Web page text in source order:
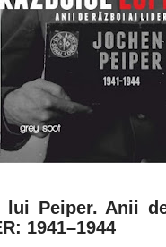
lui Peiper. Anii
1941–1944